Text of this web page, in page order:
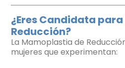
¿Eres Candidata
Reducción?
La Mamoplastia de
mujeres que experimentan: